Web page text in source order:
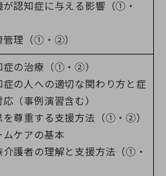
が認知症に与える影響（①・
管理（①・②）
症の治療（①・②）
症の人への適切な関わり方と症
応（事例演習含む）
を尊重する支援方法（①・②）
ムケアの基本
介護者の理解と支援方法（①・